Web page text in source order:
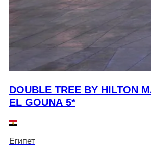
DOUBLE TREE BY HILTON
EL GOUNA 5*
Египет